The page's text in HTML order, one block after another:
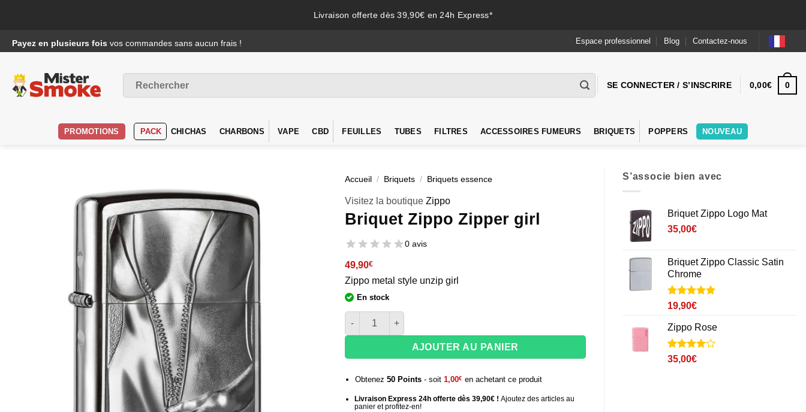
Livraison offerte dès 39,90€ en 24h Express*
au
Payez en plusieurs fois vos commandes sans aucun frais ! Espace professionnel Blog Contactez-nous
pour :
SE CONNECTER / S’INSCRIRE 0,00€ 0
PROMOTIONS PACK CHICHAS CHARBONS VAPE CBD FEUILLES TUBES FILTRES ACCESSOIRES FUMEURS BRIQUETS POPPERS NOUVEAU
Accueil / Briquets / Briquets essence
Visitez la boutique Zippo
Briquet Zippo Zipper girl
0 avis
49,90€
Zippo metal style unzip girl
En stock
quantité de Briquet Zippo Zipper girl
AJOUTER AU PANIER
Obtenez 50Points- soit 1,00€ en achetant ce produit
Livraison Express 24h offerte dès 39,90€ ! Ajoutez des articles au
panier et profitez-en!
S’associe bien avec
Briquet Zippo Logo Mat
35,00€
Briquet Zippo Classic Satin
Chrome
Noté5sur
5 basé sur
2
notations
client
19,90€
Zippo Rose
Noté4
sur 5
1
35,00€